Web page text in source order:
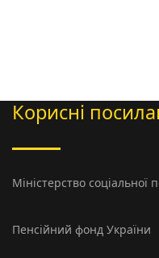
Корисні
Міністерство соцiальної
Пенсійний фонд України